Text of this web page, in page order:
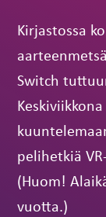
Kirjastossa
Switch
pelihetkiä
(Huom!
vuotta.)